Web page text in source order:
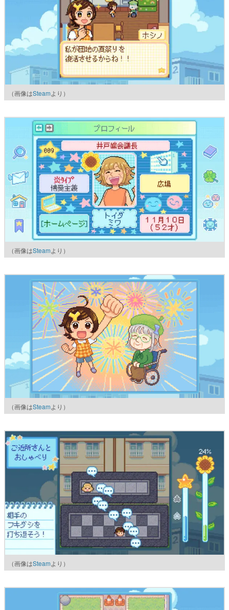
（画像はSteamより）
（画像はSteamより）
（画像はSteamより）
（画像はSteamより）